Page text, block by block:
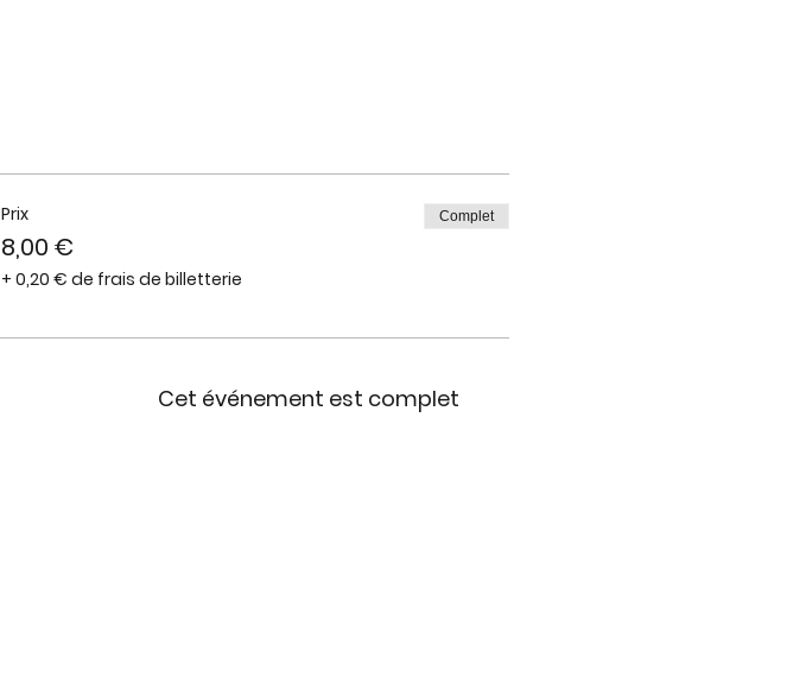
Prix
8,00 €
+ 0,20 € de frais de billetterie
Complet
Cet événement est complet